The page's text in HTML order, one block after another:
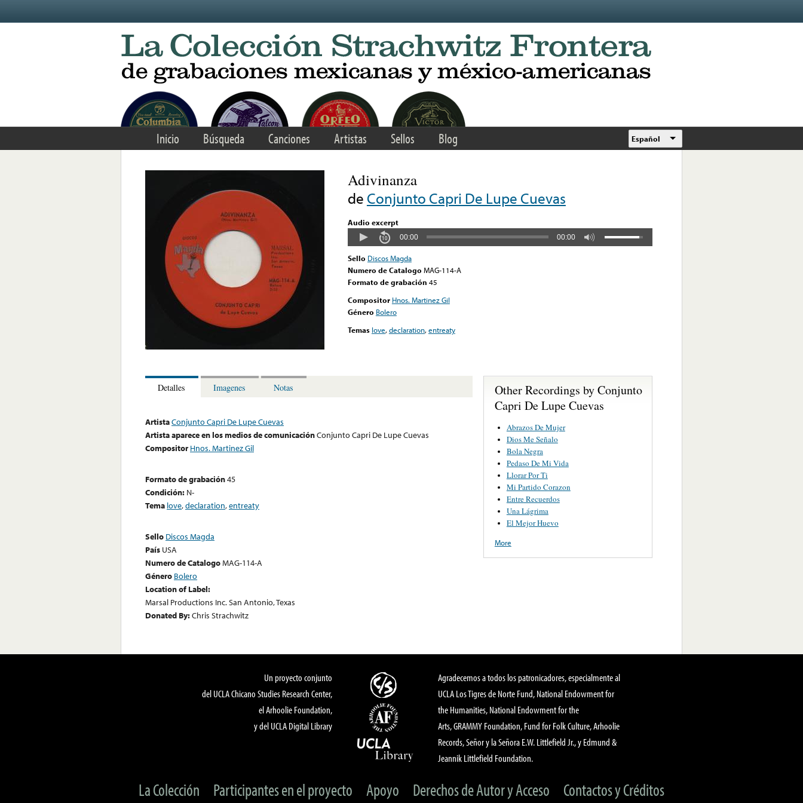
Inicio Búsqueda Canciones Artistas Sellos Blog Español
Adivinanza
de Conjunto Capri De Lupe Cuevas
Audio excerpt
00:00 00:00
Sello Discos Magda
Numero de Catalogo MAG-114-A
Formato de grabación 45
Compositor Hnos. Martinez Gil
Género Bolero
Temas love,declaration,entreaty
Detalles Imagenes Notas
ArtistaConjunto Capri De Lupe Cuevas
Artista aparece en los medios de comunicaciónConjunto Capri De Lupe Cuevas
Compositor Hnos. Martinez Gil
Formato de grabación45
Condición: N-
Tema love,declaration,entreaty
Sello Discos Magda
País USA
Numero de CatalogoMAG-114-A
Género Bolero
Location of Label:
Marsal Productions Inc. San Antonio, Texas
Donated By:Chris Strachwitz
Other Recordings by Conjunto
Capri De Lupe Cuevas
Abrazos De Mujer
Dios Me Señalo
Bola Negra
Pedaso De Mi Vida
Llorar Por Ti
Mi Partido Corazon
Entre Recuerdos
Una Lágrima
El Mejor Huevo
More
Un proyecto conjunto
del UCLA Chicano Studies Research Center,
el Arhoolie Foundation,
y del UCLA Digital Library
Agradecemos a todos los patronicadores, especialmente al
UCLA Los Tigres de Norte Fund, National Endowment for
the Humanities, National Endowment for the
Arts, GRAMMY Foundation, Fund for Folk Culture, Arhoolie
Records, Señor y la Señora E.W. Littlefield Jr., y Edmund &
Jeannik Littlefield Foundation.
La Colección Participantes en el proyecto Apoyo Derechos de Autor y Acceso Contactos y Créditos